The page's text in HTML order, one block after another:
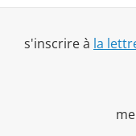
s'inscrire à la